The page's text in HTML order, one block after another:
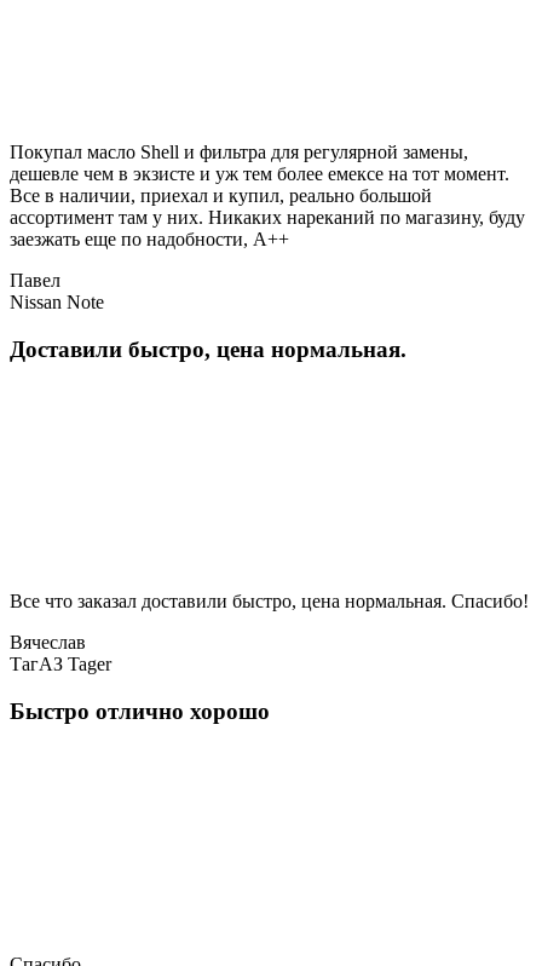
Покупал масло Shell и фильтра для регулярной замены,
дешевле чем в экзисте и уж тем более емексе на тот момент.
Все в наличии, приехал и купил, реально большой
ассортимент там у них. Никаких нареканий по магазину, буду
заезжать еще по надобности, A++
Павел
Nissan Note
Доставили быстро, цена нормальная.
Все что заказал доставили быстро, цена нормальная. Спасибо!
Вячеслав
ТагАЗ Tager
Быстро отлично хорошо